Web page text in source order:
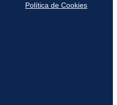
Política de Cookies